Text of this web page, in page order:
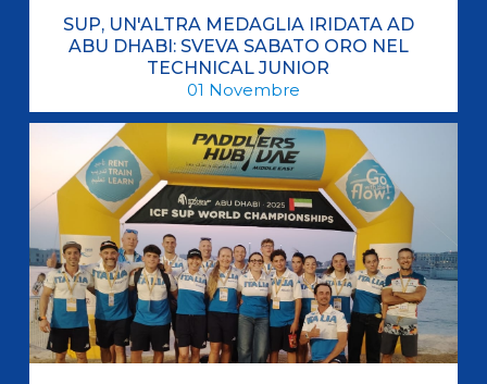
SUP, UN'ALTRA MEDAGLIA IRIDATA AD
ABU DHABI: SVEVA SABATO ORO NEL
TECHNICAL JUNIOR
01 Novembre